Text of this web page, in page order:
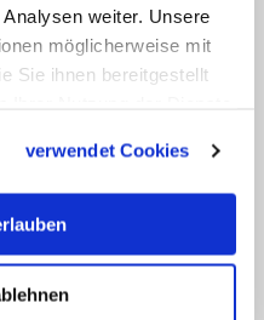
weiter. Unsere
möglicherweise mit
Sie ihnen bereitgestellt
verwendet Cookies
hatten das
Der Berliner
sagte, die
mit dem
in der